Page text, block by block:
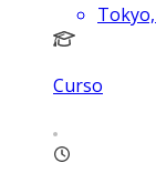
Curso